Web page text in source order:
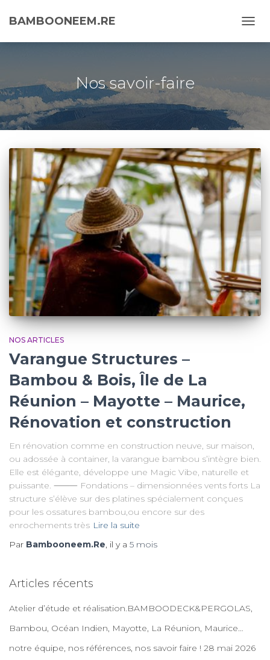
BAMBOONEEM.RE
LA
Nos savoir-faire
NOS ARTICLES
Varangue Structures –
Bambou & Bois, Île de La
Réunion – Mayotte – Maurice,
Rénovation et construction
En rénovation comme en construction neuve, sur maison,
ou adossée à container, la varangue bambou s’intègre bien.
Elle est élégante, développe une Magic Vibe, naturelle et
puissante. ⸻ Fondations – dimensionnées vents forts La
structure s’élève sur des platines spécialement conçues
pour les ossatures bambou,ou encore sur des
enrochements très Lire la suite
Par Bambooneem.Re, il y a 5 mois
Articles récents
Atelier d’étude et réalisation.BAMBOODECK&PERGOLAS,
Bambou, Océan Indien, Mayotte, La Réunion, Maurice…
notre équipe, nos références, nos savoir faire ! 28 mai 2026